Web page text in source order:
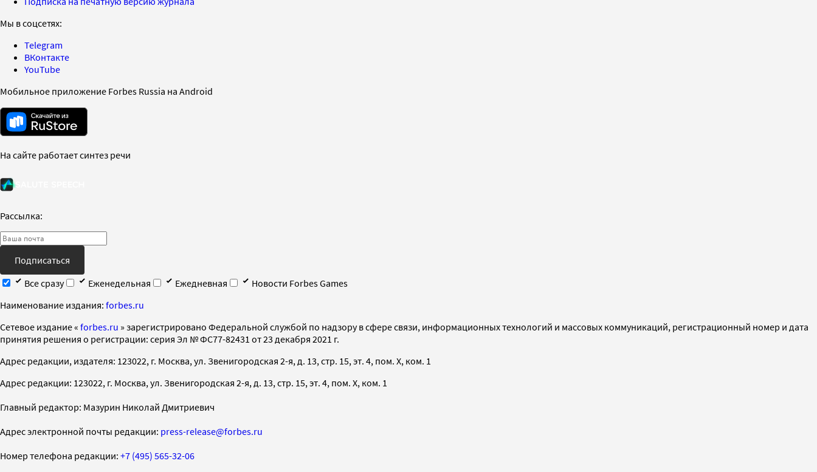
Мы в соцсетях:
Telegram
ВКонтакте
YouTube
Мобильное приложение Forbes Russia на Android
На сайте работает синтез речи
Рассылка:
Подписаться
Все сразу
Еженедельная Ежедневная
Новости Forbes Games
Наименование издания: forbes.ru
Cетевое издание « forbes.ru » зарегистрировано Федеральной службой по надзору в сфере связи, информационных технологий и массовых коммуникаций, регистрационный номер и дата
принятия решения о регистрации: серия Эл № ФС77-82431 от 23 декабря 2021 г.
Адрес редакции, издателя: 123022, г. Москва, ул. Звенигородская 2-я, д. 13, стр. 15, эт. 4, пом. X, ком. 1
Адрес редакции: 123022, г. Москва, ул. Звенигородская 2-я, д. 13, стр. 15, эт. 4, пом. X, ком. 1
Главный редактор: Мазурин Николай Дмитриевич
Адрес электронной почты редакции: press-release@forbes.ru
Номер телефона редакции: +7 (495) 565-32-06